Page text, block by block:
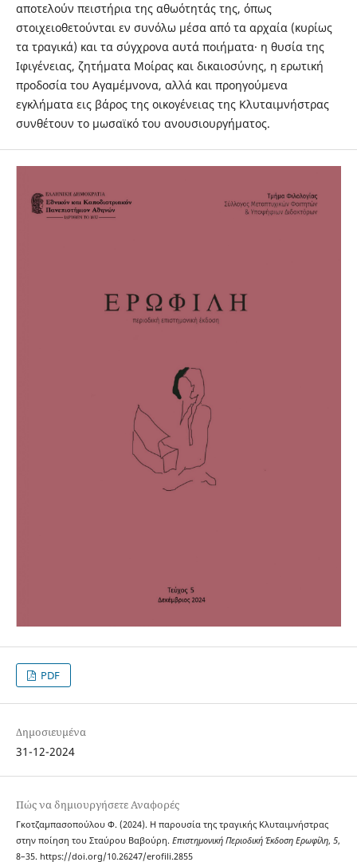
αποτελούν πειστήρια της αθωότητάς της, όπως
στοιχειοθετούνται εν συνόλω μέσα από τα αρχαία (κυρίως
τα τραγικά) και τα σύγχρονα αυτά ποιήματα· η θυσία της
Ιφιγένειας, ζητήματα Μοίρας και δικαιοσύνης, η ερωτική
προδοσία του Αγαμέμνονα, αλλά και προηγούμενα
εγκλήματα εις βάρος της οικογένειας της Κλυταιμνήστρας
συνθέτουν το μωσαϊκό του ανουσιουργήματος.
PDF
Δημοσιευμένα
31-12-2024
Πώς να δημιουργήσετε Αναφορές
Γκοτζαμπασοπούλου Φ. (2024). Η παρουσία της τραγικής Κλυταιμνήστρας
στην ποίηση του Σταύρου Βαβούρη. Επιστημονική Περιοδική Έκδοση Ερωφίλη, 5,
8–35. https://doi.org/10.26247/erofili.2855